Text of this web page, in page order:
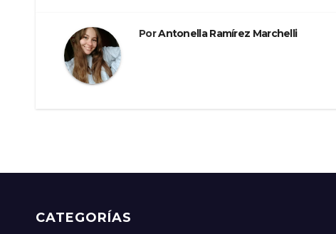
PorAntonella Ramírez Marchelli
CATEGORÍAS